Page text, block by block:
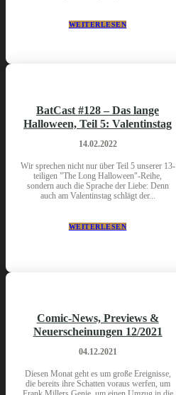
WEITERLESEN
BatCast #128 – Das lange
Halloween, Teil 5: Valentinstag
14.02.2022
Wir sprechen nicht nur über Teil 5 unserer 13-
teiligen "The Long Halloween"-Reihe,
sondern auch die Sprache der Liebe: Denn
auch am Valentinstag schlägt der...
WEITERLESEN
Comic-News, Previews &
Neuerscheinungen 12/2021
04.12.2021
Diesen Monat geht es um große Ereignisse,
die bereits ihre Schatten voraus werfen, um